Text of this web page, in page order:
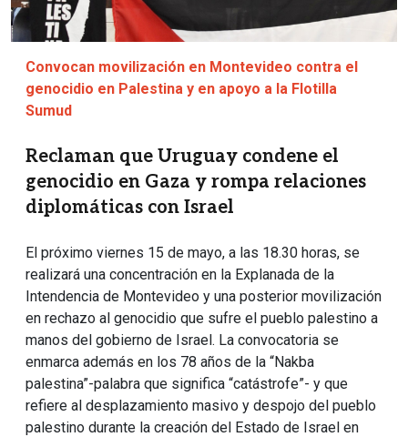
Convocan movilización en Montevideo contra el
genocidio en Palestina y en apoyo a la Flotilla
Sumud
Reclaman que Uruguay condene el
genocidio en Gaza y rompa relaciones
diplomáticas con Israel
El próximo viernes 15 de mayo, a las 18.30 horas, se
realizará una concentración en la Explanada de la
Intendencia de Montevideo y una posterior movilización
en rechazo al genocidio que sufre el pueblo palestino a
manos del gobierno de Israel. La convocatoria se
enmarca además en los 78 años de la “Nakba
palestina”-palabra que significa “catástrofe”- y que
refiere al desplazamiento masivo y despojo del pueblo
palestino durante la creación del Estado de Israel en